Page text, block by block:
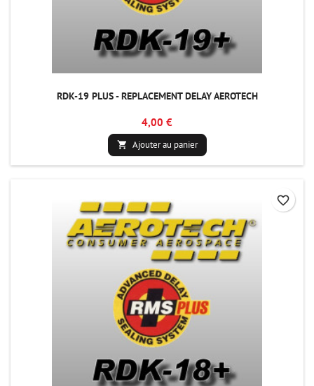
RDK-19 PLUS - REPLACEMENT DELAY AEROTECH
4,00 €
 Ajouter au panier
favorite_border